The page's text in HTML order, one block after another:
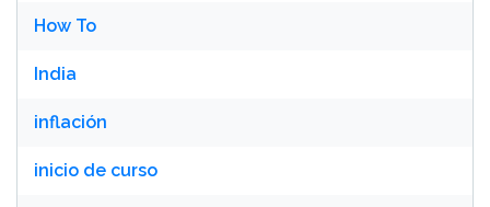
How To
India
inflación
inicio de curso